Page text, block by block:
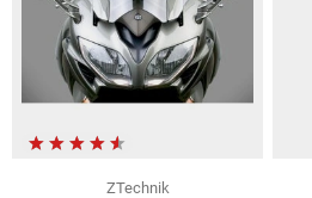
ZTechnik